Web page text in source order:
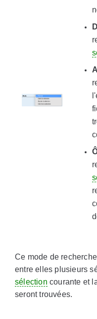
Ce mode de
entre elles plusieurs
sélection courante et
seront trouvées.